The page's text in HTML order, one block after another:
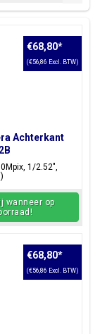
Achterkant
1/2.52",
€68,80*
(€56,86 Excl. BTW)
wanneer op
€68,80*
(€56,86 Excl. BTW)